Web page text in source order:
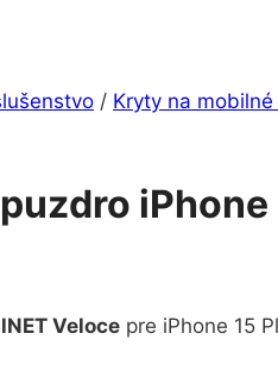
/ Kryty na
Veloce pre iPhone 15